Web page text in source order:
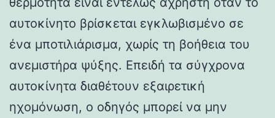
αυτοκίνητο βρίσκεται εγκλωβισμένο σε
ένα μποτιλιάρισμα, χωρίς τη βοήθεια του
ανεμιστήρα ψύξης. Επειδή τα σύγχρονα
αυτοκίνητα διαθέτουν εξαιρετική
ηχομόνωση, ο οδηγός μπορεί να μην